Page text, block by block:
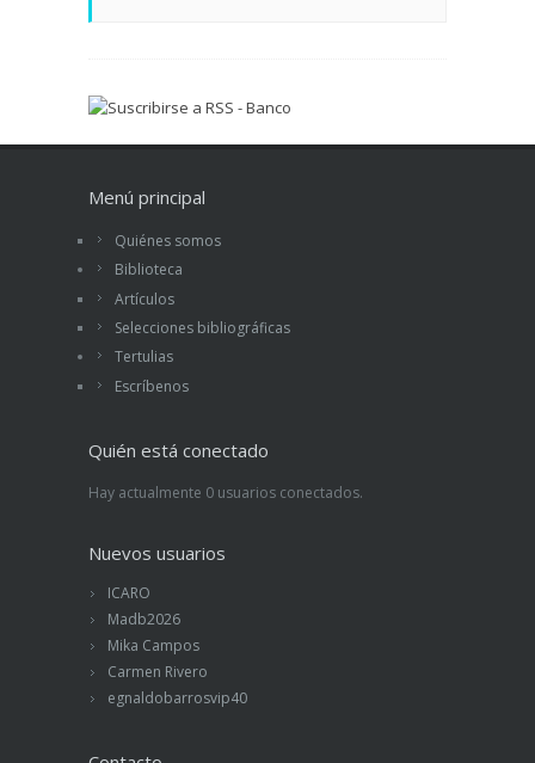
Menú principal
Quiénes somos
Biblioteca
Artículos
Selecciones bibliográficas
Tertulias
Escríbenos
Quién está conectado
Hay actualmente 0 usuarios conectados.
Nuevos usuarios
ICARO
Madb2026
Mika Campos
Carmen Rivero
egnaldobarrosvip40